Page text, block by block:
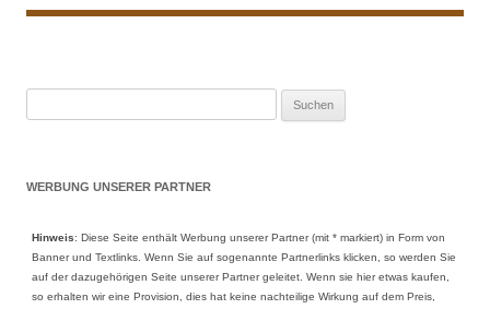
WERBUNG UNSERER PARTNER
Hinweis: Diese Seite enthält Werbung unserer Partner (mit * markiert) in Form von
Banner und Textlinks. Wenn Sie auf sogenannte Partnerlinks klicken, so werden Sie
auf der dazugehörigen Seite unserer Partner geleitet. Wenn sie hier etwas kaufen,
so erhalten wir eine Provision, dies hat keine nachteilige Wirkung auf dem Preis,